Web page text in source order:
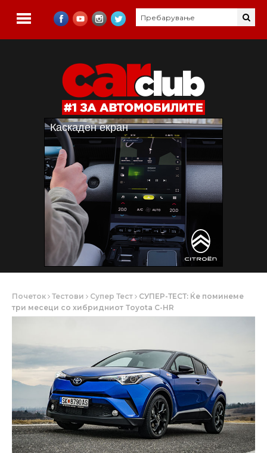
Почеток Тестови Супер Тест
СУПЕР-ТЕСТ: Ќе поминеме
три месеци со хибридниот Toyota C-HR